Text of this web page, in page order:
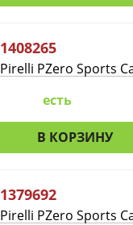
1408265
Pirelli PZero Sports
есть
В КОРЗИНУ
1379692
Pirelli PZero Sports